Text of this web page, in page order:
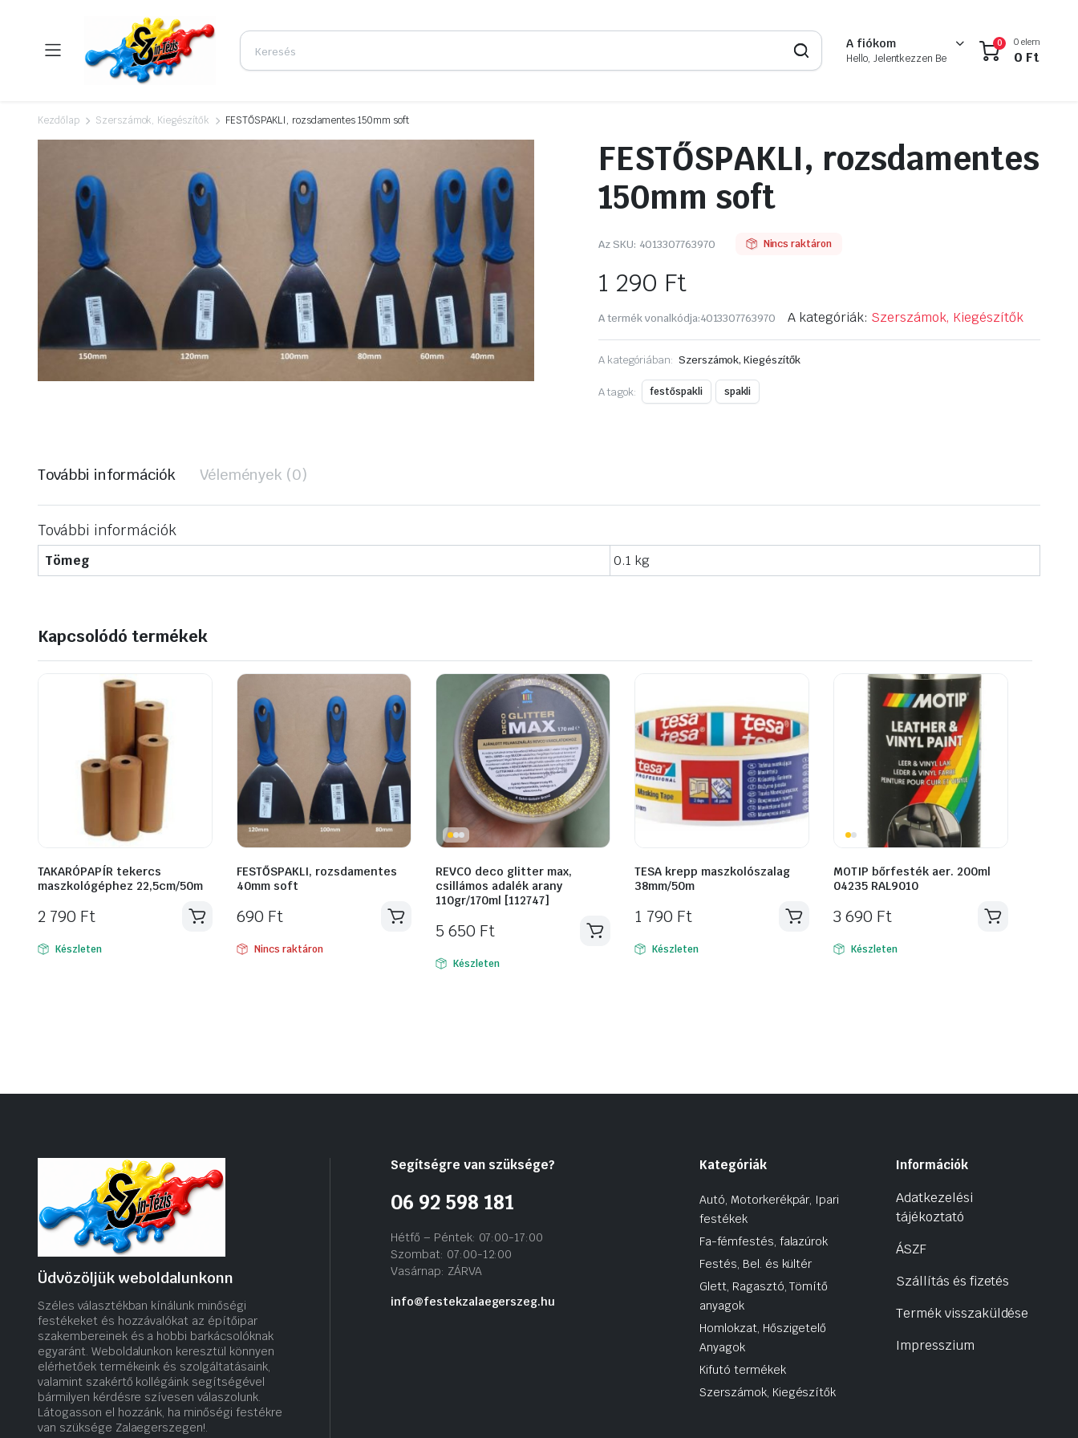
A fiókom
Hello, Jelentkezzen Be
0 0 elem
0 Ft
Kezdőlap Szerszámok, Kiegészítők FESTŐSPAKLI, rozsdamentes 150mm soft
FESTŐSPAKLI, rozsdamentes
150mm soft
Az SKU: 4013307763970 Nincs raktáron
1 290 Ft
A termék vonalkódja:4013307763970 A kategóriák: Szerszámok, Kiegészítők
A kategóriában: Szerszámok, Kiegészítők
A tagok: festőspakli spakli
További információk Vélemények (0)
További információk
Tömeg 0.1 kg
Kapcsolódó termékek
TAKARÓPAPÍR tekercs
maszkológéphez 22,5cm/50m
2 790 Ft
Készleten
FESTŐSPAKLI, rozsdamentes
40mm soft
690 Ft
Nincs raktáron
REVCO deco glitter max,
csillámos adalék arany
110gr/170ml [112747]
5 650 Ft
Készleten
TESA krepp maszkolószalag
38mm/50m
1 790 Ft
Készleten
MOTIP bőrfesték aer. 200ml
04235 RAL9010
3 690 Ft
Készleten
Üdvözöljük weboldalunkonn
Széles választékban kínálunk minőségi
festékeket és hozzávalókat az építőipar
szakembereinek és a hobbi barkácsolóknak
egyaránt. Weboldalunkon keresztül könnyen
elérhetőek termékeink és szolgáltatásaink,
valamint szakértő kollégáink segítségével
bármilyen kérdésre szívesen válaszolunk.
Látogasson el hozzánk, ha minőségi festékre
van szüksége Zalaegerszegen!.
Segítségre van szüksége?
06 92 598 181
Hétfő – Péntek: 07:00-17:00
Szombat: 07:00-12:00
Vasárnap: ZÁRVA
info@festekzalaegerszeg.hu
Kategóriák
Autó, Motorkerékpár, Ipari
festékek
Fa-fémfestés, falazúrok
Festés, Bel. és kültér
Glett, Ragasztó, Tömítő
anyagok
Homlokzat, Hőszigetelő
Anyagok
Kifutó termékek
Szerszámok, Kiegészítők
Információk
Adatkezelési
tájékoztató
ÁSZF
Szállítás és fizetés
Termék visszaküldése
Impresszium